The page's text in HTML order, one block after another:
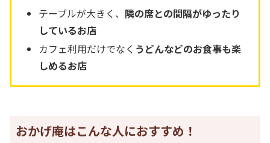
テーブルが大きく、 隣の席との間隔がゆったり
しているお店
カフェ利用だけでなく うどんなどのお食事も楽
しめるお店
おかげ庵はこんな人におすすめ！